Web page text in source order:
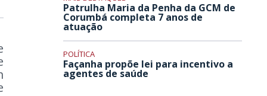
Patrulha Maria da Penha da GCM de
Corumbá completa 7 anos de
atuação
POLÍTICA
Façanha propõe lei para incentivo a
agentes de saúde